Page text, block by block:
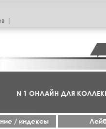
|
N 1 ОНЛАЙН ДЛЯ
/ индексы